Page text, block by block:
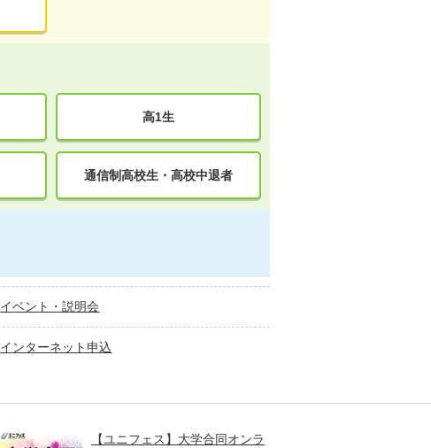
高1生
通信制高校生・高校中退者
イベント・説明会
インターネット申込
【ユニフェス】大学合同オンラ